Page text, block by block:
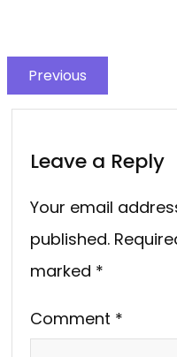
Previous
Leave a Reply
Your email
published.
marked *
Comment *